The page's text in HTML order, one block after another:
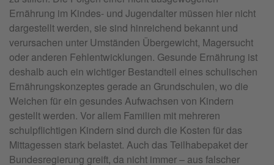
Ernährung im Kindes- und Jugendalter müssen hier nicht
dargestellt werden, sie sind hinreichend bekannt und
verursachen unter Umständen Übergewicht, Magersucht
oder anderen Fehlentwicklungen. Gesunde Ernährung ist
deshalb auch ein wichtiger Bestandteil eines schulischen
Ernährungskonzeptes gerade an Grundschulen, wo die
Weichen für ein gesundes Aufwachsen von Kindern
gestellt werden. Vor allem Familien mit mehreren
schulpflichtigen Kindern sind durch die Kosten für das
Mittagessen stark belastet. Auch das Teilhabepaket der
Bundesregierung greift, da nicht immer – aus falscher